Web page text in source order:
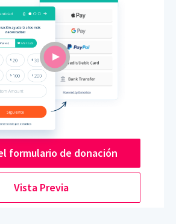
formulario de donación
Vista Previa